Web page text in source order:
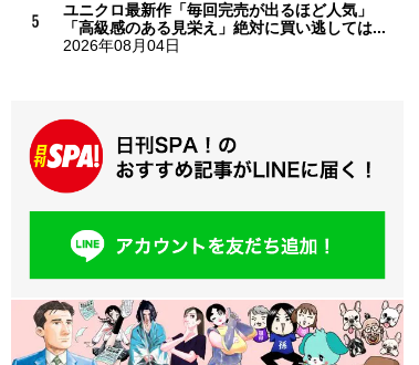
ユニクロ最新作「毎回完売が出るほど人気」
「高級感のある見栄え」絶対に買い逃しては...
2026年08月04日